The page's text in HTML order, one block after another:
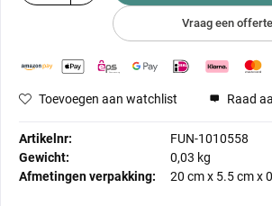
Vraag een
Toevoegen aan watchlist
Artikelnr:
FUN-1010558
Gewicht:
0,03 kg
Afmetingen verpakking:
20 cmx 5.5 cmx